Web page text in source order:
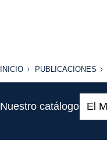
INICIO
INICIO PUBLICACIONES
PUBLICACIONES
Nuestro catálogo